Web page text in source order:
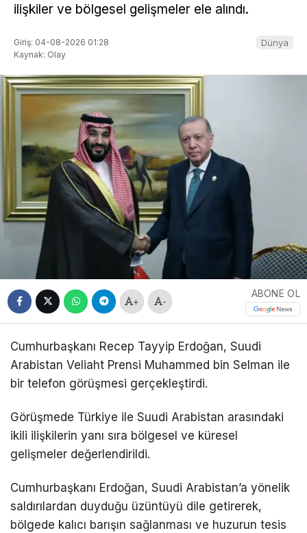
ilişkiler ve bölgesel gelişmeler ele alındı.
Giriş: 04-08-2026 01:28
Kaynak: Olay
Dünya
+ -
ABONE OL
Cumhurbaşkanı Recep Tayyip Erdoğan, Suudi
Arabistan Veliaht Prensi Muhammed bin Selman ile
bir telefon görüşmesi gerçekleştirdi.
Görüşmede Türkiye ile Suudi Arabistan arasındaki
ikili ilişkilerin yanı sıra bölgesel ve küresel
gelişmeler değerlendirildi.
Cumhurbaşkanı Erdoğan, Suudi Arabistan’a yönelik
saldırılardan duyduğu üzüntüyü dile getirerek,
bölgede kalıcı barışın sağlanması ve huzurun tesis